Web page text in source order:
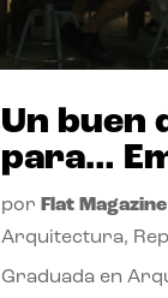
Un buen
para…
por Flat Magazine
Arquitectura,
Graduada en